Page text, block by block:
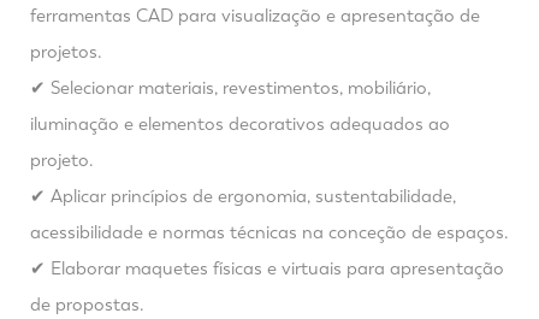
ferramentas CAD para visualização e apresentação de
projetos.
✔ Selecionar materiais, revestimentos, mobiliário,
iluminação e elementos decorativos adequados ao
projeto.
✔ Aplicar princípios de ergonomia, sustentabilidade,
acessibilidade e normas técnicas na conceção de espaços.
✔ Elaborar maquetes físicas e virtuais para apresentação
de propostas.